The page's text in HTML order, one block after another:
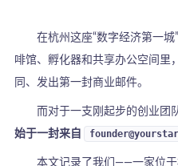
在杭州这座“数字经济第一
啡馆、孵化器和共享办公空间里
同、发出第一封商业邮件。
而对于一支刚起步的创业团
始于一封来自
本文记录了我们——一家位于